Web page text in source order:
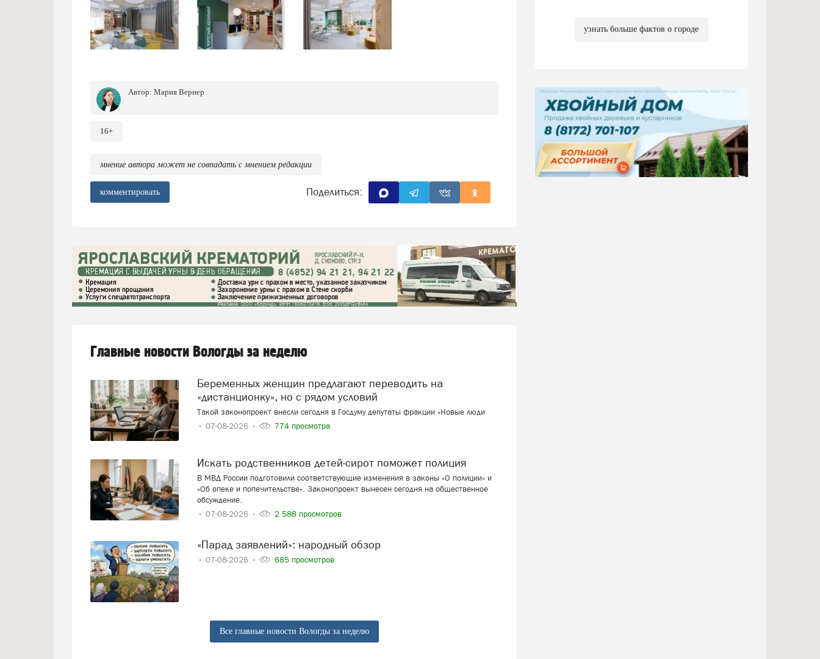
Автор: Мария Вернер
16+
мнение автора может не совпадать с мнением редакции
комментировать Поделиться:
Главные новости Вологды за неделю
Беременных женщин предлагают переводить на
«дистанционку», но с рядом условий
Такой законопроект внесли сегодня в Госдуму депутаты фракции «Новые люди
07-08-2026
774 просмотра
Искать родственников детей-сирот поможет полиция
В МВД России подготовили соответствующие изменения в законы «О полиции» и
«Об опеке и попечительстве». Законопроект вынесен сегодня на общественное
обсуждение.
07-08-2026
2 588 просмотров
«Парад заявлений»: народный обзор
07-08-2026 685 просмотров
Все главные новости Вологды за неделю
узнать больше фактов о городе